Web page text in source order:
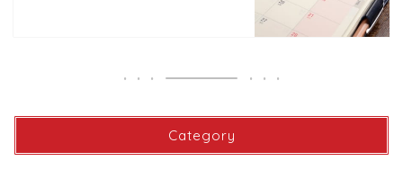
Category